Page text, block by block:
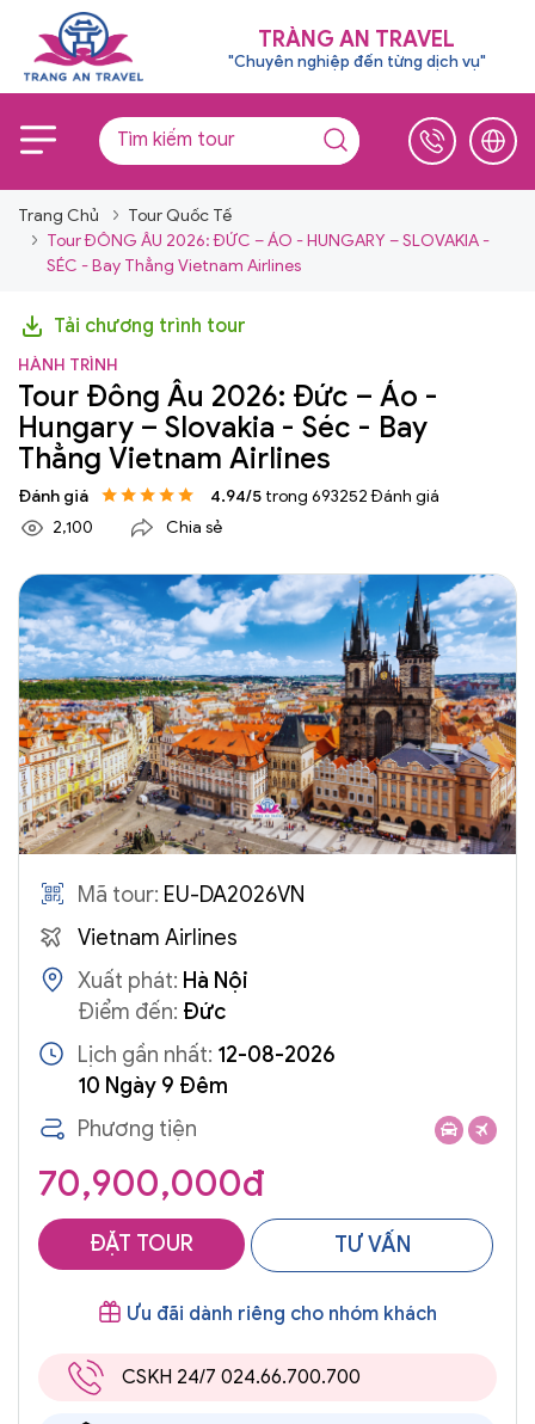
TRÀNG AN TRAVEL
"Chuyên nghiệp đến từng dịch vụ"
Trang Chủ
Tour Quốc Tế
Tour ĐÔNG ÂU 2026: ĐỨC – ÁO - HUNGARY – SLOVAKIA -
SÉC - Bay Thẳng Vietnam Airlines
Tải chương trình tour
HÀNH TRÌNH
Tour Đông Âu 2026: Đức – Áo -
Hungary – Slovakia - Séc - Bay
Thẳng Vietnam Airlines
Đánh giá 4.94/5 trong 693252 Đánh giá
2,100
Chia sẻ
Mã tour: EU-DA2026VN
Vietnam Airlines
Xuất phát: Hà Nội
Điểm đến: Đức
Lịch gần nhất: 12-08-2026
10 Ngày 9 Đêm
Phương tiện
70,900,000đ
ĐẶT TOUR TƯ VẤN
Ưu đãi dành riêng cho nhóm khách
CSKH 24/7 024.66.700.700